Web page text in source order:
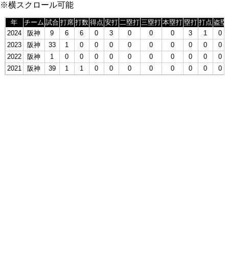
※横スクロール可能
年 チーム 試合 打席 打数 得点 安打 二塁打 三塁打 本塁打 塁打 打点 盗塁
2024
阪神 9 6 6 0 3 0 0 0 3 1
0
2023
阪神 33 1 0 0 0 0 0 0 0 0
0
2022
阪神 1 0 0 0 0 0 0 0 0 0
0
2021
阪神 39 1 1 0 0 0 0 0 0 0 0